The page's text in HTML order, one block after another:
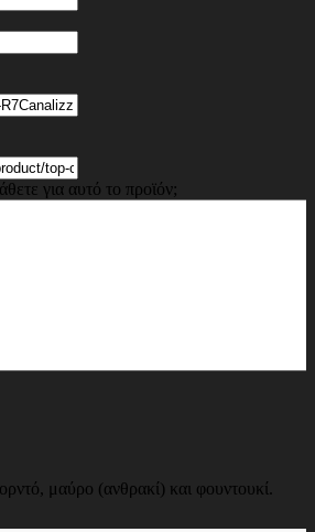
για αυτό το προϊόν;
μαύρο (ανθρακί) και φουντουκί.